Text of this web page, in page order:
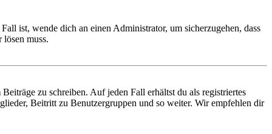
ist, wende dich an einen Administrator, um sicherzugehen, dass
muss.
zu schreiben. Auf jeden Fall erhältst du als registriertes
Beitritt zu Benutzergruppen und so weiter. Wir empfehlen dir